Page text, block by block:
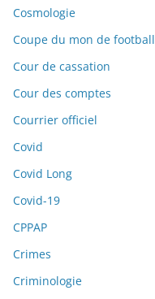
Cosmologie
Coupe du mon de football
Cour de cassation
Cour des comptes
Courrier officiel
Covid
Covid Long
Covid-19
CPPAP
Crimes
Criminologie